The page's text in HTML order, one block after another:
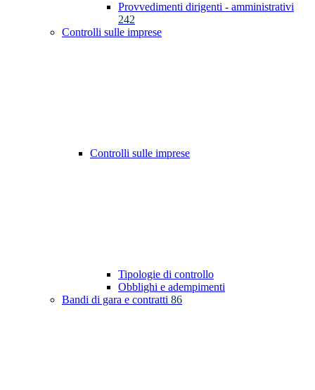
Provvedimenti dirigenti - amministrativi
242
Controlli sulle imprese
Controlli sulle imprese
Tipologie di controllo
Obblighi e adempimenti
Bandi di gara e contratti 86